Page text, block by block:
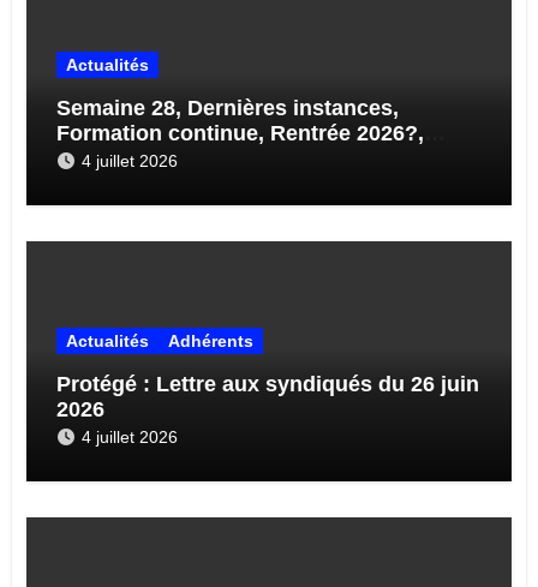
Actualités
Semaine 28, Dernières instances,
Formation continue, Rentrée 2026?,
STAGES…
4 juillet 2026
Actualités Adhérents
Protégé : Lettre aux syndiqués du 26 juin
2026
4 juillet 2026